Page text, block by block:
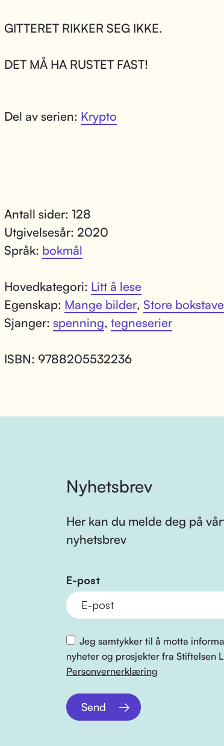
GITTERET RIKKER SEG IKKE.
DET MÅ HA RUSTET FAST!
Del av serien: Krypto
Antall sider: 128
Utgivelsesår: 2020
Språk: bokmål
Hovedkategori: Litt å lese
Egenskap: Mange bilder, Store
Sjanger: spenning, tegneserier
ISBN: 9788205532236
Nyhetsbrev
Her kan du melde deg på
nyhetsbrev
E-post
Jeg samtykker til å motta
nyheter og prosjekter fra Stiftelsen
Personvernerklæring
Send